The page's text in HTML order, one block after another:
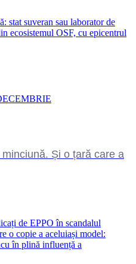
stat suveran sau laborator de
ecosistemul OSF, cu epicentrul
Și o țară care a
de EPPO în scandalul
o copie a aceluiași model:
în plină influență a